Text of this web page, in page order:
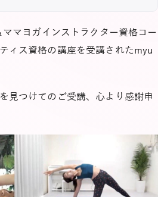
マヨガインストラクター資格コー
ィス資格の講座を受講されたmyu
見つけてのご受講、心より感謝申